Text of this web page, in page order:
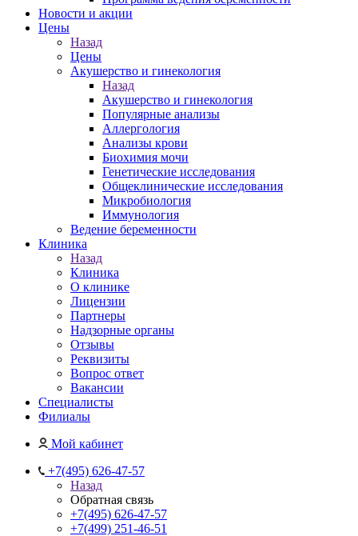
Новости и акции
Цены
Назад
Цены
Акушерство и гинекология
Назад
Акушерство и гинекология
Популярные анализы
Аллергология
Анализы крови
Биохимия мочи
Генетические исследования
Общеклинические исследования
Микробиология
Иммунология
Ведение беременности
Клиника
Назад
Клиника
О клинике
Лицензии
Партнеры
Надзорные органы
Отзывы
Реквизиты
Вопрос ответ
Вакансии
Специалисты
Филиалы
Мой кабинет
+7(495) 626-47-57
Назад
Обратная связь
+7(495) 626-47-57
+7(499) 251-46-51